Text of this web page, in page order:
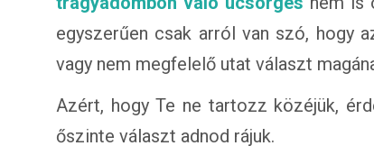
egyszerűen csak arról van szó, hogy
vagy nem megfelelő utat választ
Azért, hogy Te ne tartozz közéjük,
őszinte választ adnod rájuk.